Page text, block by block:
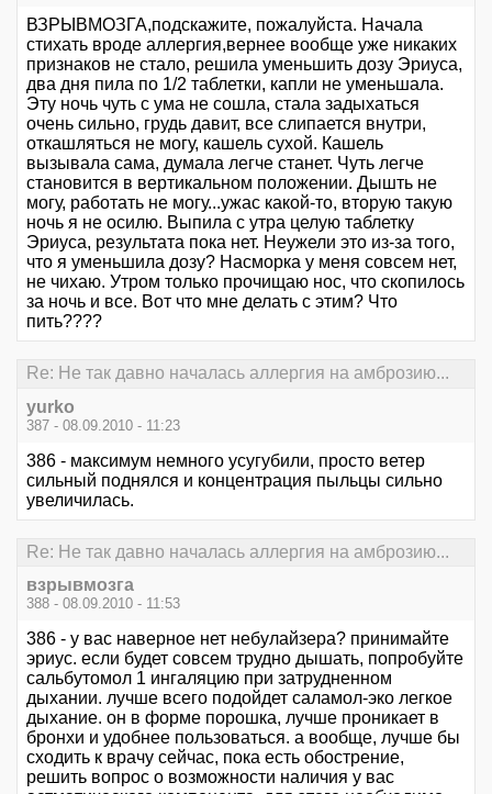
ВЗРЫВМОЗГА,подскажите, пожалуйста. Начала
стихать вроде аллергия,вернее вообще уже никаких
признаков не стало, решила уменьшить дозу Эриуса,
два дня пила по 1/2 таблетки, капли не уменьшала.
Эту ночь чуть с ума не сошла, стала задыхаться
очень сильно, грудь давит, все слипается внутри,
откашляться не могу, кашель сухой. Кашель
вызывала сама, думала легче станет. Чуть легче
становится в вертикальном положении. Дышть не
могу, работать не могу...ужас какой-то, вторую такую
ночь я не осилю. Выпила с утра целую таблетку
Эриуса, результата пока нет. Неужели это из-за того,
что я уменьшила дозу? Насморка у меня совсем нет,
не чихаю. Утром только прочищаю нос, что скопилось
за ночь и все. Вот что мне делать с этим? Что
пить????
Re: Не так давно началась аллергия на амброзию...
yurko
387 - 08.09.2010 - 11:23
386 - максимум немного усугубили, просто ветер
сильный поднялся и концентрация пыльцы сильно
увеличилась.
Re: Не так давно началась аллергия на амброзию...
взрывмозга
388 - 08.09.2010 - 11:53
386 - у вас наверное нет небулайзера? принимайте
эриус. если будет совсем трудно дышать, попробуйте
сальбутомол 1 ингаляцию при затрудненном
дыхании. лучше всего подойдет саламол-эко легкое
дыхание. он в форме порошка, лучше проникает в
бронхи и удобнее пользоваться. а вообще, лучше бы
сходить к врачу сейчас, пока есть обострение,
решить вопрос о возможности наличия у вас